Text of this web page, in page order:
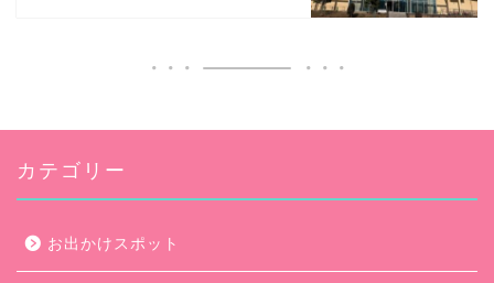
カテゴリー
お出かけスポット